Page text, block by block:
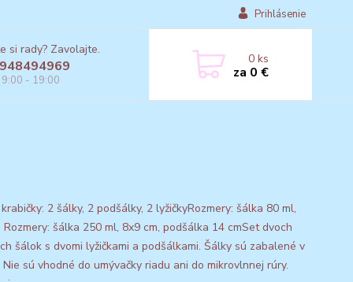
Prihlásenie
si rady? Zavolajte.
- 19:00
0ks
za 0 €
2 šálky, 2 podšálky, 2 lyžičkyRozmery: šálka 80 ml,
Rozmery: šálka 250 ml, 8x9 cm, podšálka 14 cmSet dvoch
šálok s dvomi lyžičkami a podšálkami. Šálky sú zabalené v
Nie sú vhodné do umývačky riadu ani do mikrovlnnej rúry.